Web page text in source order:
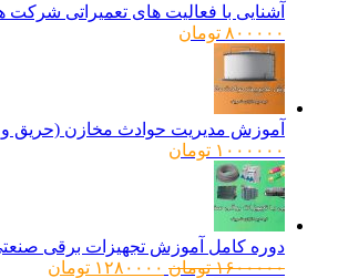
آشنایی با فعالیت های تعمیراتی شرکت های
۸۰۰۰۰۰ تومان
آموزش مدیریت حوادث مخازن (حریق و
۱۰۰۰۰۰۰ تومان
دوره کامل آموزش تجهیزات برقی صنعتی
۱۶۰۰۰۰۰ تومانقیمت
۱۲۸۰۰۰۰ تومانقیمت